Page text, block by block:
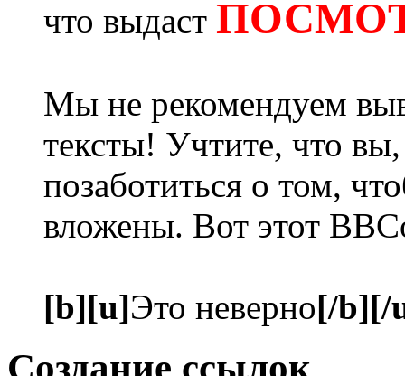
что выдаст
Мы не рекомендуем
тексты! Учтите, что
позаботиться о том,
вложены. Вот этот
[b][u]Это неверно[/b][/
Создание ссылок